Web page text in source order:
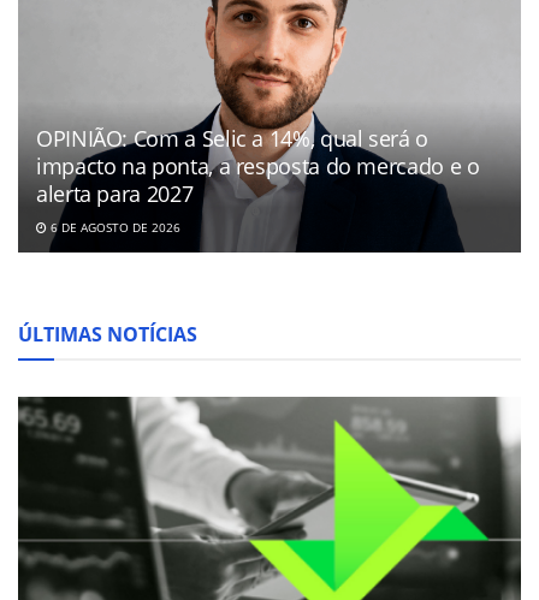
OPINIÃO: Com a Selic a 14%, qual será o
impacto na ponta, a resposta do mercado e o
alerta para 2027
6 DE AGOSTO DE 2026
ÚLTIMAS NOTÍCIAS